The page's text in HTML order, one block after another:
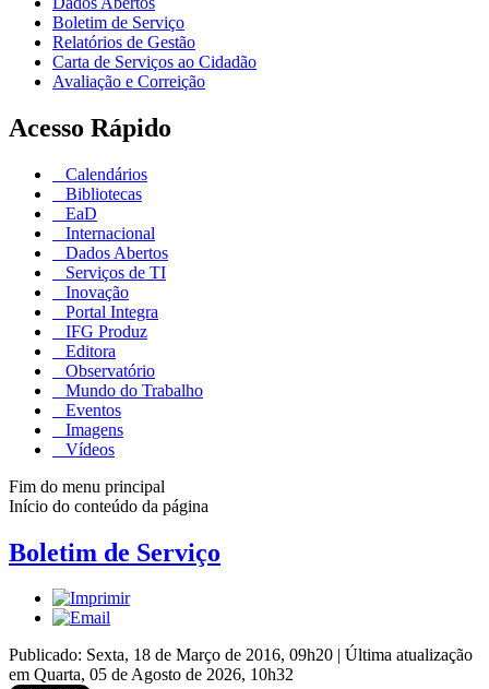
Boletim de Serviço
Relatórios de Gestão
Carta de Serviços ao Cidadão
Avaliação e Correição
Acesso Rápido
Calendários
Bibliotecas
EaD
Internacional
Dados Abertos
Serviços de TI
Inovação
Portal Integra
IFG Produz
Editora
Observatório
Mundo do Trabalho
Eventos
Imagens
Vídeos
Fim do menu principal
Início do conteúdo da página
Boletim de Serviço
Publicado: Sexta, 18 de Março de 2016, 09h20 | Última atualização
em Quarta, 05 de Agosto de 2026, 10h32